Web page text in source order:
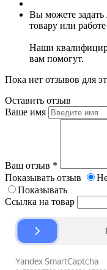
Вы можете
товару или
Наши
вам помогут.
Пока нет отзывов для
Оставить отзыв
Ваше имя
Ваш отзыв *
Показывать отзыв
Показывать
Ссылка на товар